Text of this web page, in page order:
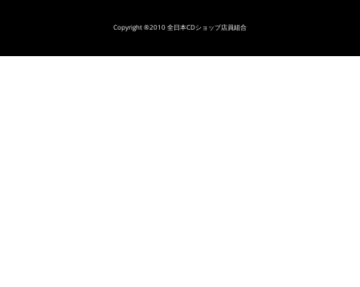
Copyright ®2010 全日本CDショップ店員組合